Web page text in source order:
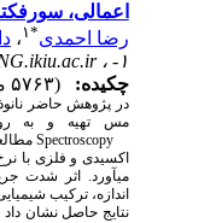
اعمالی،
رضا احمدی* ۱،
چکیده:
در پژوهش حاضر
مس تهیه و به
Spectroscopy
اکسیدی و فلزی با نرخ
می­آورد. اثر شدت
اندازه، ترکیب
نتایج حاصل نشان داد